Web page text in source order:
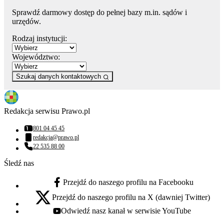
Sprawdź darmowy dostęp do pełnej bazy m.in. sądów i
urzędów.
Rodzaj instytucji:
Województwo:
Szukaj danych kontaktowych
Redakcja serwisu Prawo.pl
Numer telefonu:
801 04 45 45
Adres email:
redakcja@prawo.pl
Numer telefonu:
22 535 88 00
Śledź nas
facebook - otwiera się w nowej karcie
Przejdź do naszego profilu na Facebooku
x - otwiera się w nowej karcie
Przejdź do naszego profilu na X (dawniej Twitter)
youtube - otwiera się w nowej karcie
Odwiedź nasz kanał w serwisie YouTube